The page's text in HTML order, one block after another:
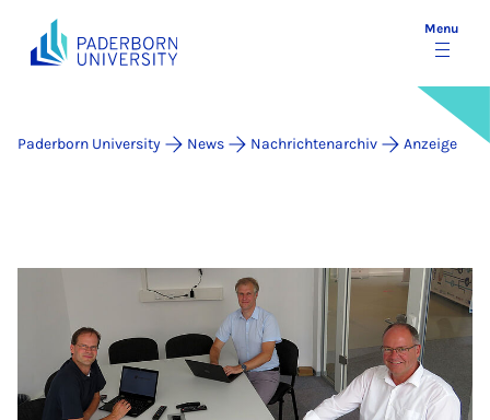
Menu
Paderborn University News Nachrichtenarchiv Anzeige